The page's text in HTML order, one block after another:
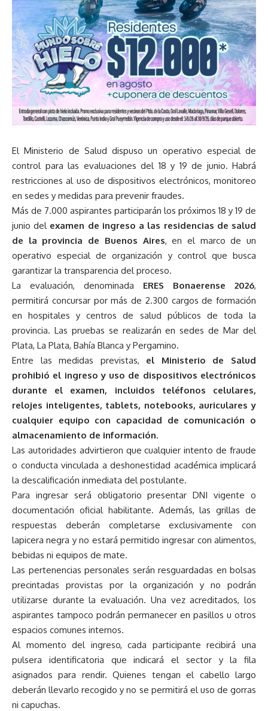
El Ministerio de Salud dispuso un operativo especial de
control para las evaluaciones del 18 y 19 de junio. Habrá
restricciones al uso de dispositivos electrónicos, monitoreo
en sedes y medidas para prevenir fraudes.
Más de 7.000 aspirantes participarán los próximos 18 y 19 de
junio del examen de ingreso a las residencias de salud
de la provincia de Buenos Aires, en el marco de un
operativo especial de organización y control que busca
garantizar la transparencia del proceso.
La evaluación, denominada ERES Bonaerense 2026,
permitirá concursar por más de 2.300 cargos de formación
en hospitales y centros de salud públicos de toda la
provincia. Las pruebas se realizarán en sedes de Mar del
Plata, La Plata, Bahía Blanca y Pergamino.
Entre las medidas previstas, el Ministerio de Salud
prohibió el ingreso y uso de dispositivos electrónicos
durante el examen, incluidos teléfonos celulares,
relojes inteligentes, tablets, notebooks, auriculares y
cualquier equipo con capacidad de comunicación o
almacenamiento de información.
Las autoridades advirtieron que cualquier intento de fraude
o conducta vinculada a deshonestidad académica implicará
la descalificación inmediata del postulante.
Para ingresar será obligatorio presentar DNI vigente o
documentación oficial habilitante. Además, las grillas de
respuestas deberán completarse exclusivamente con
lapicera negra y no estará permitido ingresar con alimentos,
bebidas ni equipos de mate.
Las pertenencias personales serán resguardadas en bolsas
precintadas provistas por la organización y no podrán
utilizarse durante la evaluación. Una vez acreditados, los
aspirantes tampoco podrán permanecer en pasillos u otros
espacios comunes internos.
Al momento del ingreso, cada participante recibirá una
pulsera identificatoria que indicará el sector y la fila
asignados para rendir. Quienes tengan el cabello largo
deberán llevarlo recogido y no se permitirá el uso de gorras
ni capuchas.